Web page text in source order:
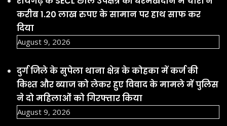
करीब 1.20 लाख रुपए के सामान पर हाथ साफ कर
दिया
August 9, 2026
दुर्ग जिले के सुपेला थाना क्षेत्र के कोहका में कर्ज की
किश्त और ब्याज को लेकर हुए विवाद के मामले में पुलिस
ने दो महिलाओं को गिरफ्तार किया
August 9, 2026